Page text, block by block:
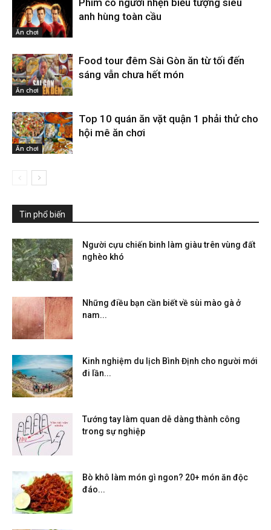
Ăn chơi
Phim có người nhện biểu tượng siêu
anh hùng toàn cầu
Ăn chơi
Food tour đêm Sài Gòn ăn từ tối đến
sáng vẫn chưa hết món
Ăn chơi
Top 10 quán ăn vặt quận 1 phải thử cho
hội mê ăn chơi
Tin phổ biến
Người cựu chiến binh làm giàu trên vùng đất
nghèo khó
Những điều bạn cần biết về sùi mào gà ở
nam...
Kinh nghiệm du lịch Bình Định cho người mới
đi lần...
Tướng tay làm quan dễ dàng thành công
trong sự nghiệp
Bò khô làm món gì ngon? 20+ món ăn độc
đáo...